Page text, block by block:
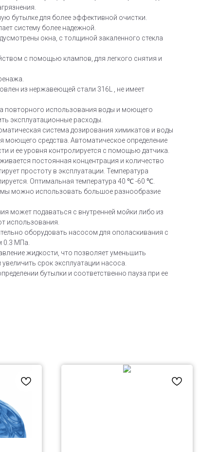
бутылке для более эффективной очистки.
систему более надежной.
окна, с толщиной закаленного стекла
с помощью клампов, для легкого снятия и
из нержавеющей стали 316L , не имеет
повторного использования воды и моющего
эксплуатационные расходы.
система дозирования химикатов и воды
моющего средства. Автоматическое определение
и ее уровня контролируется с помощью датчика.
постоянная концентрация и количество
простоту в эксплуатации. Температура
Оптимальная температура 40 ℃ -60 ℃.
можно использовать большое разнообразие
может подаваться с внутренней мойки либо из
использования.
оборудовать насосом для ополаскивания с
0.3 МПа.
жидкости, что позволяет уменьшить
срок эксплуатации насоса.
бутылки и соответственно пауза при ее